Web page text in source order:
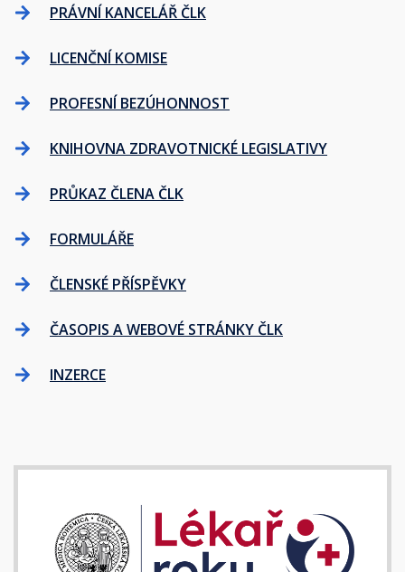
PRÁVNÍ KANCELÁŘ ČLK
LICENČNÍ KOMISE
PROFESNÍ BEZÚHONNOST
KNIHOVNA ZDRAVOTNICKÉ LEGISLATIVY
PRŮKAZ ČLENA ČLK
FORMULÁŘE
ČLENSKÉ PŘÍSPĚVKY
ČASOPIS A WEBOVÉ STRÁNKY ČLK
INZERCE